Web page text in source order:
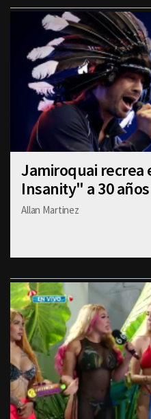
Jamiroquai
Insanity" a 30
Allan Martinez